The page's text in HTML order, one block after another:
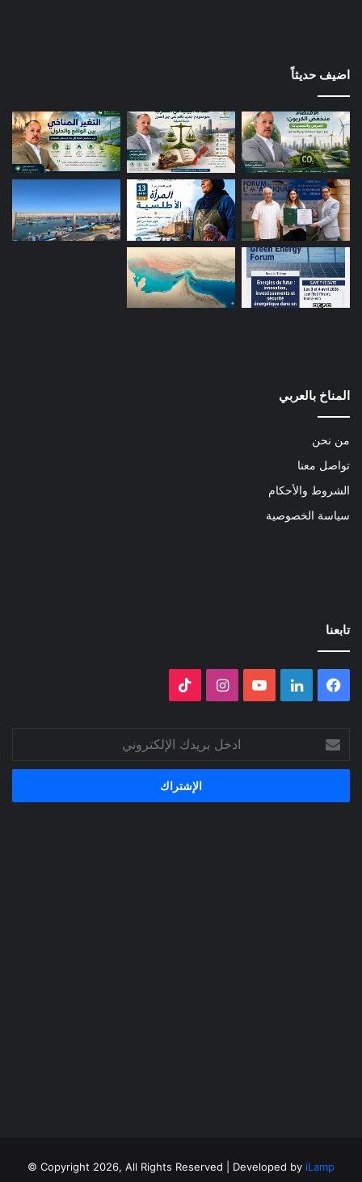
اضيف حديثاً
المناخ بالعربي
من نحن
تواصل معنا
الشروط والأحكام
سياسة الخصوصية
تابعنا
فيسبوك لينكدإن ‫YouTubeانستقرام
بريدك
الإلكتروني
Copyright 2026, All Rights Reserved | Developed by iLamp
©